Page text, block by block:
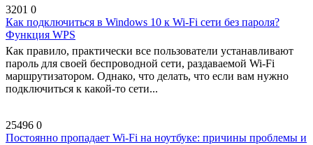
3201 0
Как подключиться в Windows 10 к Wi-Fi сети без пароля?
Функция WPS
Как правило, практически все пользователи устанавливают
пароль для своей беспроводной сети, раздаваемой Wi-Fi
маршрутизатором. Однако, что делать, что если вам нужно
подключиться к какой-то сети...
25496 0
Постоянно пропадает Wi-Fi на ноутбуке: причины проблемы и